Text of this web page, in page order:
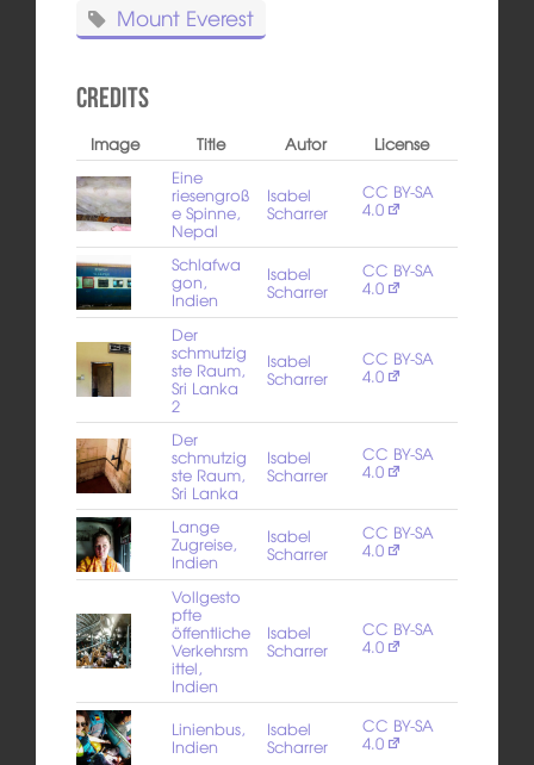
Mount Everest
Credits
Image Title Autor
License
Eine
riesengroß
e Spinne,
Nepal
Isabel
Scharrer
CC BY-SA
4.0
Schlafwa
gon,
Indien
Isabel
Scharrer
CC BY-SA
4.0
Der
schmutzig
ste Raum,
Sri Lanka
2
Isabel
Scharrer
CC BY-SA
4.0
Der
schmutzig
ste Raum,
Sri Lanka
Isabel
Scharrer
CC BY-SA
4.0
Lange
Zugreise,
Indien
Isabel
Scharrer
CC BY-SA
4.0
Vollgesto
pfte
öffentliche
Verkehrsm
ittel,
Indien
Isabel
Scharrer
CC BY-SA
4.0
Linienbus,
Indien
Isabel
Scharrer
CC BY-SA
4.0